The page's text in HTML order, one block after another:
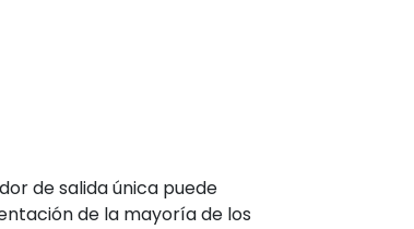
de salida única puede
de la mayoría de los